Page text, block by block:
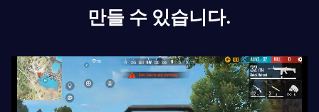
만들 수 있습니다.